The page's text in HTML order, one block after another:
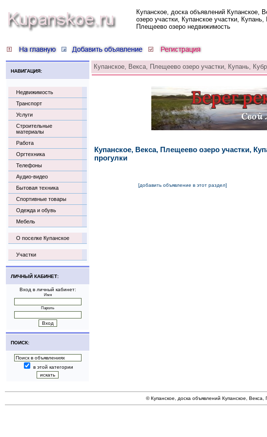
Купанское, доска объявлений Купанское,
озеро участки, Купанское участки, Купань,
Плещеево озеро недвижимость
НАВИГАЦИЯ:
Недвижимость
Транспорт
Услуги
Строительные
материалы
Работа
Оргтехника
Телефоны
Аудио-видео
Бытовая техника
Спортивные товары
Одежда и обувь
Мебель
О поселке Купанское
Участки
ЛИЧНЫЙ КАБИНЕТ:
Вход в личный кабинет:
Имя
Пароль
ПОИСК:
в этой категории
Купанское, Векса, Плещеево озеро участки, Купань,
Купанское, Векса, Плещеево озеро участки,
прогулки
[добавить объявление в этот раздел]
© Купанское, доска объявлений Купанское,